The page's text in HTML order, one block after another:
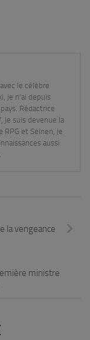
le célèbre
je n'ai depuis
Rédactrice
je suis devenue la
et Seinen, je
aussi
la vengeance
ministre